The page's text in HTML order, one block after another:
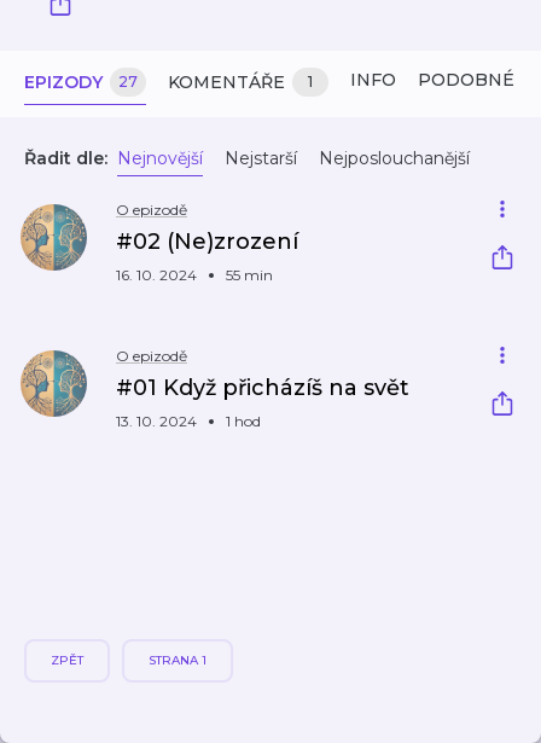
EPIZODY 27 KOMENTÁŘE 1 INFO PODOBNÉ
Řadit dle: Nejnovější Nejstarší Nejposlouchanější
O epizodě
#02 (Ne)zrození
16. 10. 2024 55 min
O epizodě
#01 Když přicházíš na svět
13. 10. 2024 1 hod
ZPĚT STRANA 1